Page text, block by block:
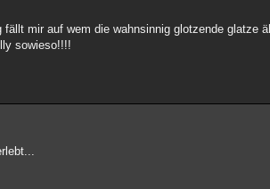
fällt mir auf wem die wahnsinnig glotzende glatze
sowieso!!!!